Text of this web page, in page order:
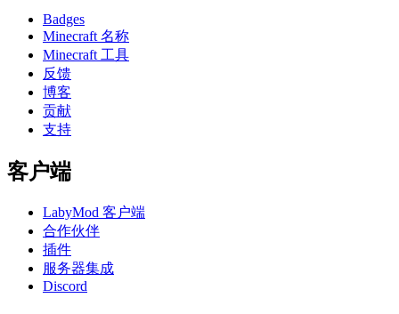
Badges
Minecraft 名称
Minecraft 工具
反馈
博客
贡献
支持
客户端
LabyMod 客户端
合作伙伴
插件
服务器集成
Discord